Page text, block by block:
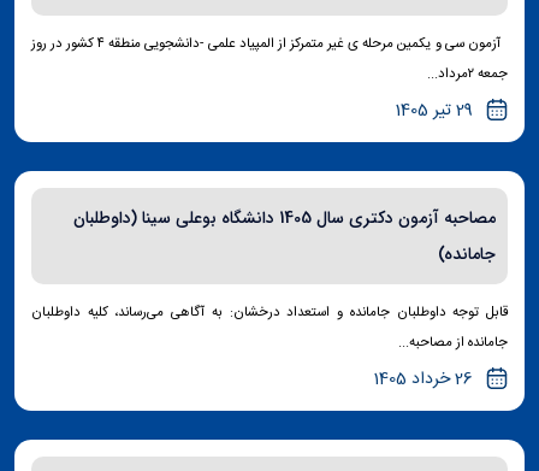
آزمون سی و یکمین مرحله ی غیر متمرکز از المپیاد علمی -دانشجویی منطقه ۴ کشور در روز
جمعه ۲مرداد...
29 تیر 1405
مصاحبه آزمون دکتری سال 1405 دانشگاه بوعلی سینا (داوطلبان
جامانده)
قابل توجه داوطلبان جامانده و استعداد درخشان: به آگاهی می‌رساند، کلیه داوطلبان
جامانده از مصاحبه...
26 خرداد 1405